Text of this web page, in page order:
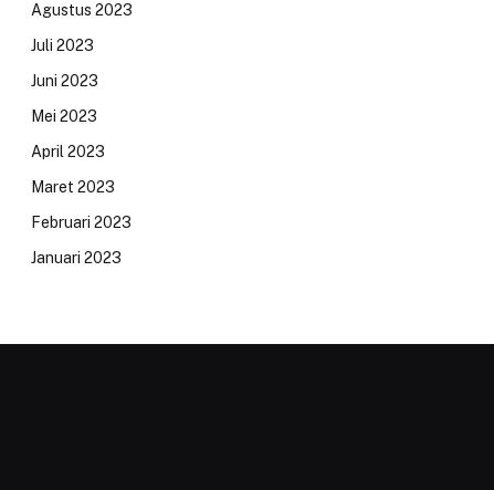
Agustus 2023
Juli 2023
Juni 2023
Mei 2023
April 2023
Maret 2023
Februari 2023
Januari 2023